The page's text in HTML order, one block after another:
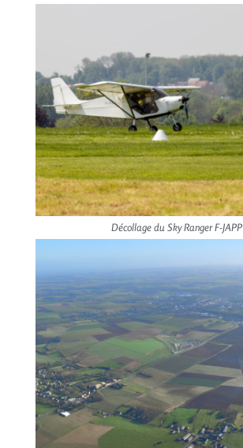
Décollage du Sky Ranger F-JAPP